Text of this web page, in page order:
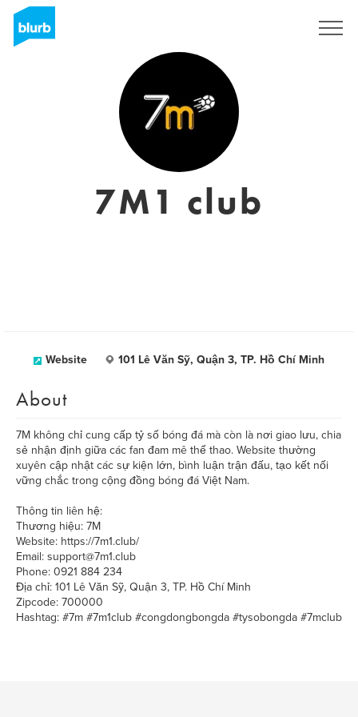
7M1 club
Website 101 Lê Văn Sỹ, Quận 3, TP. Hồ Chí Minh
About
7M không chỉ cung cấp tỷ số bóng đá mà còn là nơi giao lưu, chia
sẻ nhận định giữa các fan đam mê thể thao. Website thường
xuyên cập nhật các sự kiện lớn, bình luận trận đấu, tạo kết nối
vững chắc trong cộng đồng bóng đá Việt Nam.
Thông tin liên hệ:
Thương hiệu: 7M
Website: https://7m1.club/
Email: support@7m1.club
Phone: 0921 884 234
Địa chỉ: 101 Lê Văn Sỹ, Quận 3, TP. Hồ Chí Minh
Zipcode: 700000
Hashtag: #7m #7m1club #congdongbongda #tysobongda #7mclub